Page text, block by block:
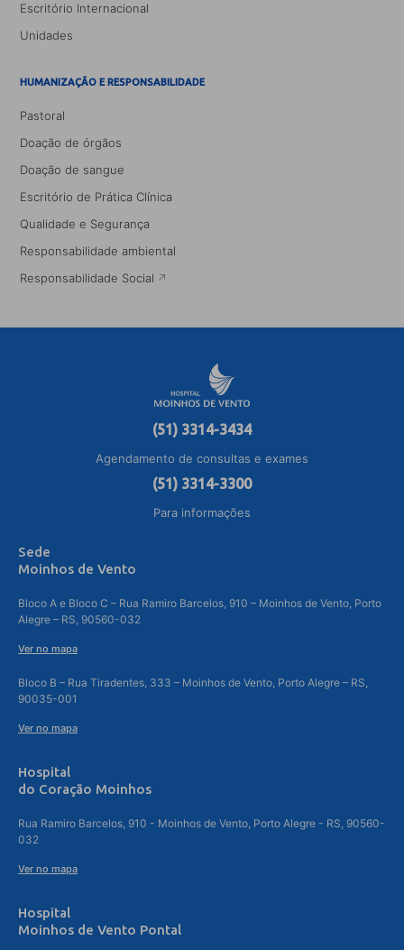
Escritório Internacional
Unidades
HUMANIZAÇÃO E RESPONSABILIDADE
Pastoral
Doação de órgãos
Doação de sangue
Escritório de Prática Clínica
Qualidade e Segurança
Responsabilidade ambiental
Responsabilidade Social
(51) 3314-3434
Agendamento de consultas e exames
(51) 3314-3300
Para informações
Sede
Moinhos de Vento
Bloco A e Bloco C – Rua Ramiro Barcelos, 910 – Moinhos de Vento, Porto
Alegre – RS, 90560-032
Ver no mapa
Bloco B – Rua Tiradentes, 333 – Moinhos de Vento, Porto Alegre – RS,
90035-001
Ver no mapa
Hospital
do Coração Moinhos
Rua Ramiro Barcelos, 910 - Moinhos de Vento, Porto Alegre - RS, 90560-
032
Ver no mapa
Hospital
Moinhos de Vento Pontal